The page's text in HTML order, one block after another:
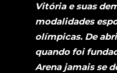
Vitória e suas
modalidades
olímpicas. De
quando foi
Arena jamais se